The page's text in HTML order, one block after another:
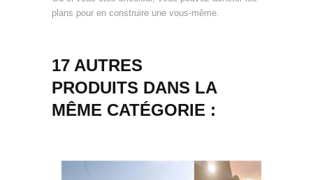
plans pour en construire une vous-même.
17 AUTRES
PRODUITS DANS LA
MÊME CATÉGORIE :